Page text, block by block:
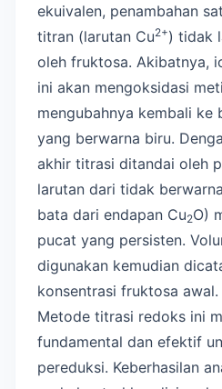
ekuivalen, penambahan
titran (larutan Cu2+) tidak
oleh fruktosa. Akibatnya,
ini akan mengoksidasi
mengubahnya kembali ke
yang berwarna biru.
akhir titrasi ditandai oleh
larutan dari tidak
bata dari endapan Cu2O)
pucat yang persisten.
digunakan kemudian
konsentrasi fruktosa awal.
Metode titrasi redoks ini
fundamental dan efektif
pereduksi. Keberhasilan